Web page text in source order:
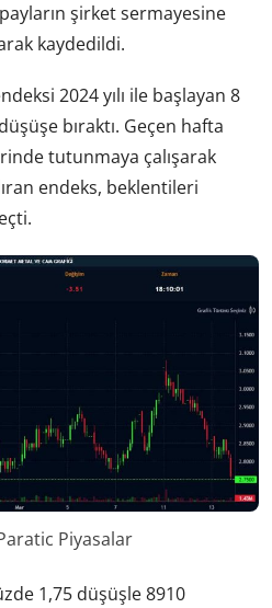
şirket sermayesine
kaydedildi.
2024 yılı ile başlayan 8
bıraktı. Geçen hafta
tutunmaya çalışarak
endeks, beklentileri
Piyasalar
1,75 düşüşle 8910